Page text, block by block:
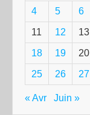
4 5 6
11 12 13
18 19 20
25 26 27
« Avr Juin »